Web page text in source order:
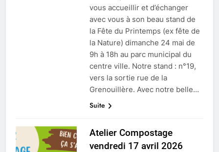
vous accueillir et d’échanger
avec vous à son beau stand de
la Fête du Printemps (ex fête de
la Nature) dimanche 24 mai de
9h à 18h au parc municipal du
centre ville. Notre stand : n°19,
vers la sortie rue de la
Grenouillère. Avec notre belle…
Suite
Atelier Compostage
vendredi 17 avril 2026